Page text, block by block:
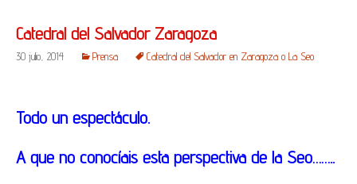
Catedral del Salvador Zaragoza
30 julio, 2014 Prensa Catedral del Salvador en Zaragoza o La Seo
Todo un espectáculo.
A que no conocíais esta perspectiva de la Seo……..